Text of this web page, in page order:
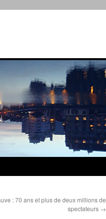
: 70 ans et plus de deux millions de
spectateurs →